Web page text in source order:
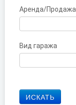
Аренда/Продажа
Вид гаража